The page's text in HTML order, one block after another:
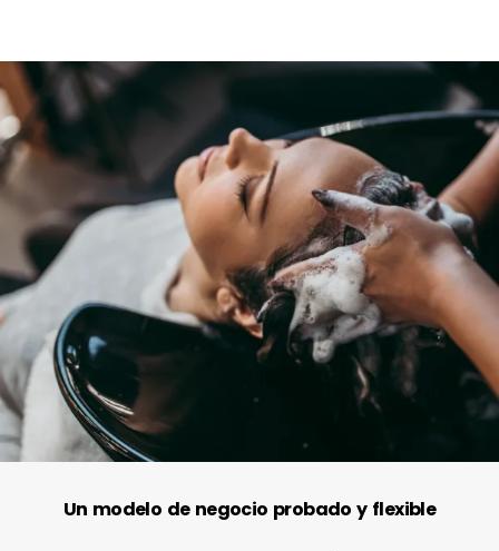
Un modelo de negocio probado y flexible